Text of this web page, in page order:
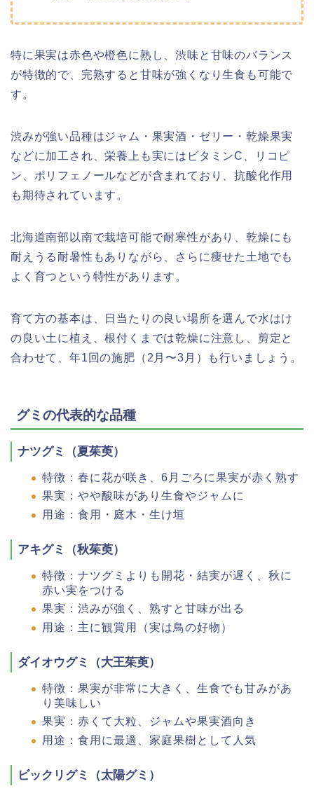
特に果実は赤色や橙色に熟し、渋味と甘味のバランス
が特徴的で、完熟すると甘味が強くなり生食も可能で
す。
渋みが強い品種はジャム・果実酒・ゼリー・乾燥果実
などに加工され、栄養上も実にはビタミンC、リコピ
ン、ポリフェノールなどが含まれており、抗酸化作用
も期待されています。
北海道南部以南で栽培可能で耐寒性があり、乾燥にも
耐えうる耐暑性もありながら、さらに痩せた土地でも
よく育つという特性があります。
育て方の基本は、日当たりの良い場所を選んで水はけ
の良い土に植え、根付くまでは乾燥に注意し、剪定と
合わせて、年1回の施肥（2月〜3月）も行いましょう。
グミの代表的な品種
ナツグミ（夏茱萸）
特徴：春に花が咲き、6月ごろに果実が赤く熟す
果実：やや酸味があり生食やジャムに
用途：食用・庭木・生け垣
アキグミ（秋茱萸）
特徴：ナツグミよりも開花・結実が遅く、秋に
赤い実をつける
果実：渋みが強く、熟すと甘味が出る
用途：主に観賞用（実は鳥の好物）
ダイオウグミ（大王茱萸）
特徴：果実が非常に大きく、生食でも甘みがあ
り美味しい
果実：赤くて大粒、ジャムや果実酒向き
用途：食用に最適、家庭果樹として人気
ビックリグミ（太陽グミ）